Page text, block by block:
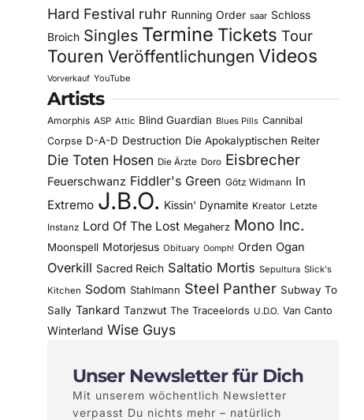
Hard Festival ruhr Running Order saar Schloss
Broich Singles Termine Tickets Tour
Touren Veröffentlichungen Videos
Vorverkauf YouTube
Artists
Amorphis ASP Attic Blind Guardian Blues Pills Cannibal
Corpse D-A-D Destruction Die Apokalyptischen Reiter
Die Toten Hosen Die Ärzte Doro Eisbrecher
Feuerschwanz Fiddler's Green Götz Widmann In
Extremo J.B.O. Kissin' Dynamite Kreator Letzte
Instanz Lord Of The Lost Megaherz Mono Inc.
Moonspell Motorjesus Obituary Oomph! Orden Ogan
Overkill Sacred Reich Saltatio Mortis Sepultura Slick's
Kitchen Sodom Stahlmann Steel Panther Subway To
Sally Tankard Tanzwut The Traceelords U.D.O. Van Canto
Winterland Wise Guys
Unser Newsletter für Dich
Mit unserem wöchentlich Newsletter
verpasst Du nichts mehr – natürlich